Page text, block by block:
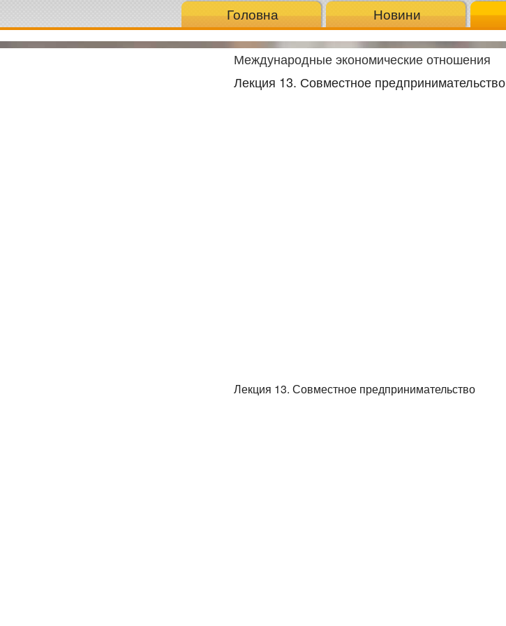
Головна Новини
Международные экономические отношения
Лекция 13. Совместное предпринимательство
Лекция 13. Совместное предпринимательство